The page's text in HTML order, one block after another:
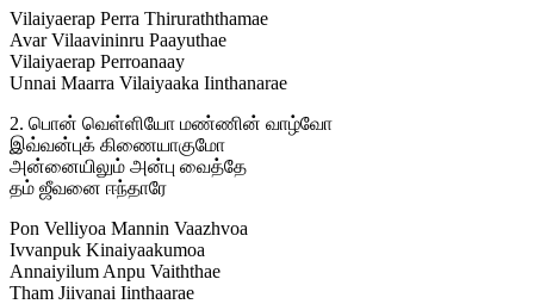
Vilaiyaerap Perra Thiruraththamae
Avar Vilaavininru Paayuthae
Vilaiyaerap Perroanaay
Unnai Maarra Vilaiyaaka Iinthanarae
2. பொன் வெள்ளியோ மண்ணின் வாழ்வோ
இவ்வன்புக் கிணையாகுமோ
அன்னையிலும் அன்பு வைத்தே
தம் ஜீவனை ஈந்தாரே
Pon Velliyoa Mannin Vaazhvoa
Ivvanpuk Kinaiyaakumoa
Annaiyilum Anpu Vaiththae
Tham Jiivanai Iinthaarae